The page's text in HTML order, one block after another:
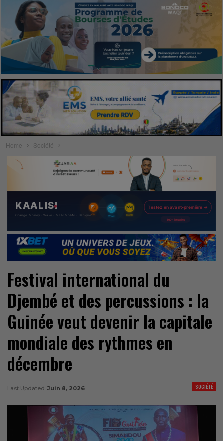
Home Société
Festival international du
Djembé et des percussions : la
Guinée veut devenir la capitale
mondiale des rythmes en
décembre
SOCIÉTÉ
Last Updated Juin 8, 2026